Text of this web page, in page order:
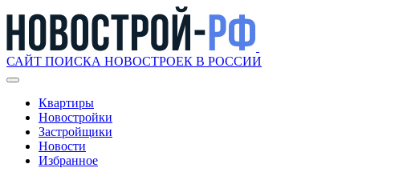
САЙТ ПОИСКА НОВОСТРОЕК В РОССИИ
Квартиры
Новостройки
Застройщики
Новости
Избранное